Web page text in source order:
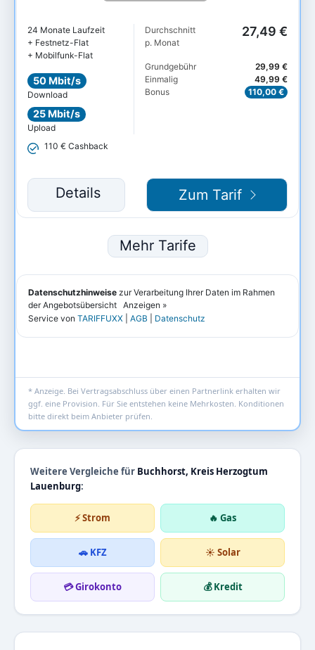
* Anzeige. Bei Vertragsabschluss über einen Partnerlink erhalten wir
ggf. eine Provision. Für Sie entstehen keine Mehrkosten. Konditionen
bitte direkt beim Anbieter prüfen.
Weitere Vergleiche für Buchhorst, Kreis Herzogtum
Lauenburg:
⚡ Strom 🔥 Gas
🚗 KFZ ☀️ Solar
💳 Girokonto 💰 Kredit